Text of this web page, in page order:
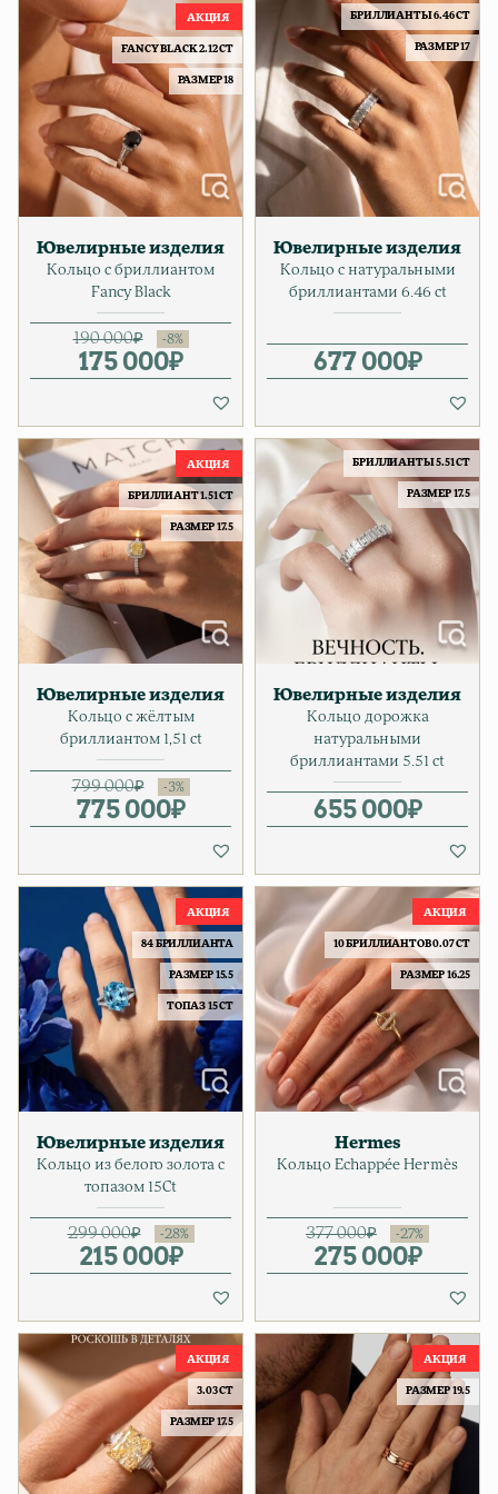
FANCY BLACK 2.12 CT
РАЗМЕР 18
Ювелирные изделия
Кольцо с бриллиантом
Fancy Black
190 000₽
Первоначальная цена
175 000₽
Текущая цена: 175 000₽.
БРИЛЛИАНТЫ 6.46 CT
РАЗМЕР 17
Ювелирные изделия
Кольцо с натуральными
бриллиантами 6.46 ct
677 000₽
БРИЛЛИАНТ 1.51 CT
РАЗМЕР 17.5
Ювелирные изделия
Кольцо с жёлтым
бриллиантом 1,51 ct
799 000₽
Первоначальная цена
775 000₽
Текущая цена: 775 000₽.
БРИЛЛИАНТЫ 5.51 CT
РАЗМЕР 17.5
Ювелирные изделия
Кольцо дорожка
натуральными
бриллиантами 5.51 ct
655 000₽
84 БРИЛЛИАНТА
РАЗМЕР 15.5
ТОПАЗ 15 CT
Ювелирные изделия
Кольцо из белого золота с
топазом 15Ct
299 000₽
Первоначальная цена
215 000₽
Текущая цена: 215 000₽.
10 БРИЛЛИАНТОВ 0.07 CT
РАЗМЕР 16.25
Hermes
Кольцо Echappée Hermès
377 000₽
275 000₽
Текущая
3.03 CT
РАЗМЕР 17.5
РАЗМЕР 19.5